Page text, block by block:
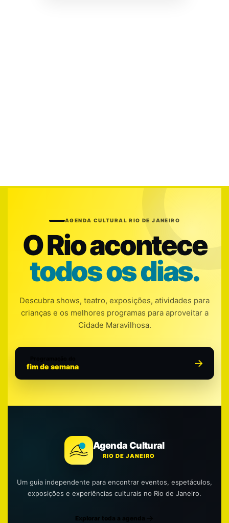
AGENDA CULTURAL RIO DE JANEIRO
O Rio acontece
todos os dias.
Descubra shows, teatro, exposições, atividades para
crianças e os melhores programas para aproveitar a
Cidade Maravilhosa.
fim de semana
Agenda Cultural
RIO DE JANEIRO
Um guia independente para encontrar eventos, espetáculos,
exposições e experiências culturais no Rio de Janeiro.
Explorar toda a agenda